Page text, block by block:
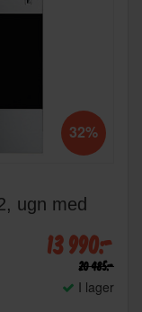
32%
ugn med
13 990:-
20 485:-
I lager